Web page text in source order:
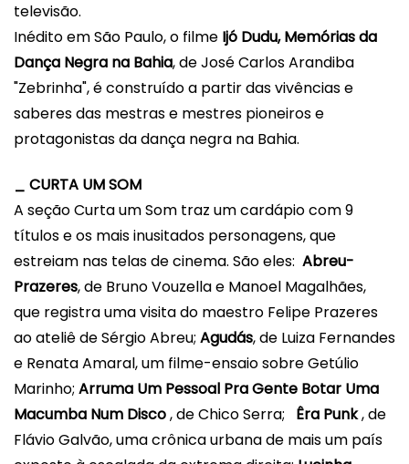
televisão.
Inédito em São Paulo, o filme Ijó Dudu, Memórias da
Dança Negra na Bahia, deJosé Carlos Arandiba
"Zebrinha",é construído a partir das vivências e
saberes das mestras e mestres pioneiros e
protagonistas da dança negra na Bahia.
_ CURTA UM SOM
A seção Curta um Som traz um cardápio com 9
títulos e os mais inusitados personagens, que
estreiam nas telas de cinema. São eles: Abreu-
Prazeres, de Bruno Vouzella e Manoel Magalhães,
que registra uma visita do maestro Felipe Prazeres
ao ateliê de Sérgio Abreu; Agudás, de Luiza Fernandes
e Renata Amaral, um filme-ensaio sobre Getúlio
Marinho; Arruma Um Pessoal Pra Gente Botar Uma
Macumba Num Disco, deChico Serra; Êra Punk, de
Flávio Galvão, uma crônica urbana de mais um país